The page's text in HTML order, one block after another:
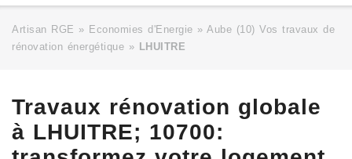
Artisan RGE » Economies d'Energie » Aube (10) Vos travaux de
rénovation énergétique » LHUITRE
Travaux rénovation globale
à LHUITRE; 10700: